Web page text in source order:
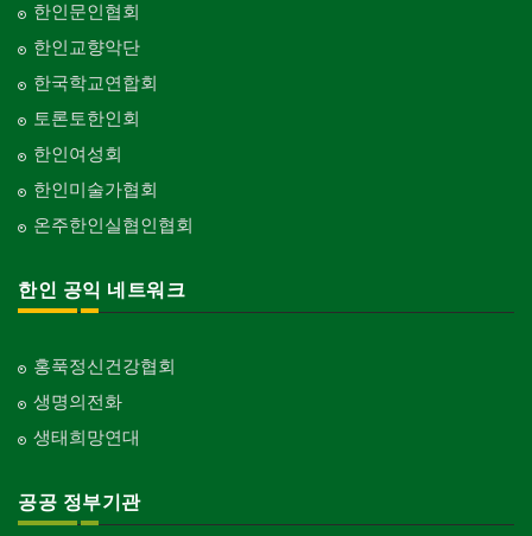
한인문인협회
한인교향악단
한국학교연합회
토론토한인회
한인여성회
한인미술가협회
온주한인실협인협회
한인 공익 네트워크
홍푹정신건강협회
생명의전화
생태희망연대
공공 정부기관